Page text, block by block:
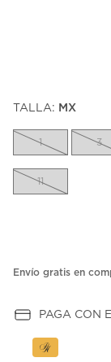
TALLA: MX
1 3
11
Envío gratis en
PAGA CON